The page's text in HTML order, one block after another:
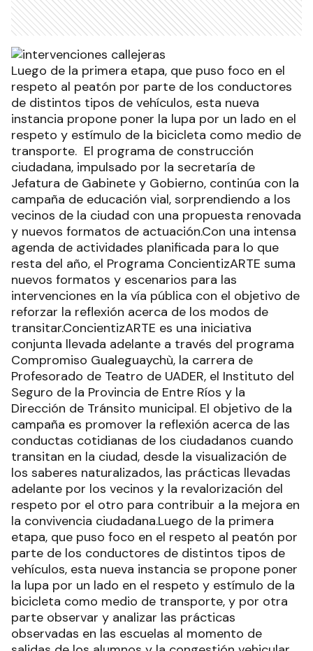
Luego de la primera etapa, que puso foco en el
respeto al peatón por parte de los conductores
de distintos tipos de vehículos, esta nueva
instancia propone poner la lupa por un lado en el
respeto y estímulo de la bicicleta como medio de
transporte. El programa de construcción
ciudadana, impulsado por la secretaría de
Jefatura de Gabinete y Gobierno, continúa con la
campaña de educación vial, sorprendiendo a los
vecinos de la ciudad con una propuesta renovada
y nuevos formatos de actuación.Con una intensa
agenda de actividades planificada para lo que
resta del año, el Programa ConcientizARTE suma
nuevos formatos y escenarios para las
intervenciones en la vía pública con el objetivo de
reforzar la reflexión acerca de los modos de
transitar.ConcientizARTE es una iniciativa
conjunta llevada adelante a través del programa
Compromiso Gualeguaychù, la carrera de
Profesorado de Teatro de UADER, el Instituto del
Seguro de la Provincia de Entre Ríos y la
Dirección de Tránsito municipal. El objetivo de la
campaña es promover la reflexión acerca de las
conductas cotidianas de los ciudadanos cuando
transitan en la ciudad, desde la visualización de
los saberes naturalizados, las prácticas llevadas
adelante por los vecinos y la revalorización del
respeto por el otro para contribuir a la mejora en
la convivencia ciudadana.Luego de la primera
etapa, que puso foco en el respeto al peatón por
parte de los conductores de distintos tipos de
vehículos, esta nueva instancia se propone poner
la lupa por un lado en el respeto y estímulo de la
bicicleta como medio de transporte, y por otra
parte observar y analizar las prácticas
observadas en las escuelas al momento de